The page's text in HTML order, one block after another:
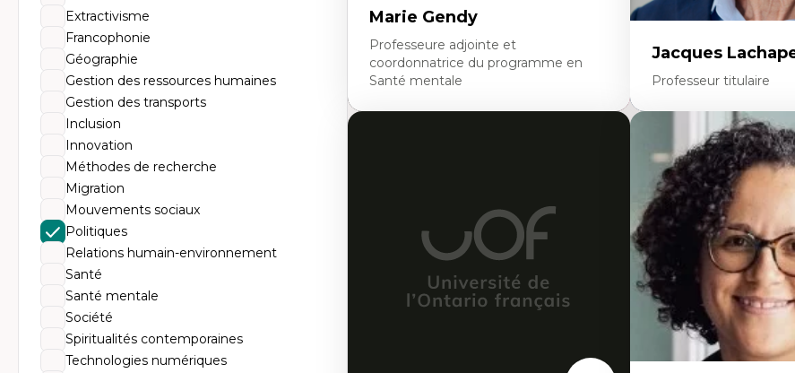
Extractivisme
Francophonie
Géographie
Gestion des ressources humaines
Gestion des transports
Inclusion
Innovation
Méthodes de recherche
Migration
Mouvements sociaux
Politiques
Relations humain-environnement
Santé
Santé mentale
Société
Spiritualités contemporaines
Technologies numériques
Marie Gendy
Professeure adjointe et
coordonnatrice du programme en
Santé mentale
Développement de protocoles d'essais
cliniques
Collaboration interfonctionnelle
Développement de cadres politiques
Collaboration avec des entreprises
pharmaceutiques
Jacques
Professeur titulaire
Expertises
Histoire de l'architecture
notamment au Canada
Théorie et pratiques en
l'environnement bâti
Conception de projet
Analyse critique en
enseignement du
urbain